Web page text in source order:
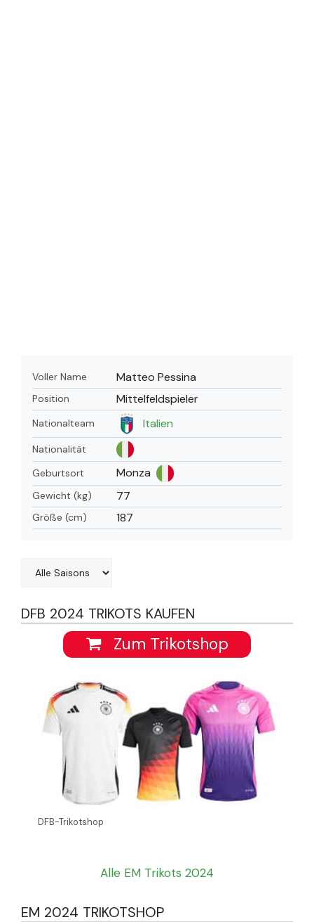
Voller Name Matteo Pessina
Position Mittelfeldspieler
Nationalteam Italien
Nationalität
Geburtsort
Monza
Gewicht (kg) 77
Größe (cm) 187
DFB 2024 TRIKOTS KAUFEN
Zum Trikotshop
DFB-Trikotshop
Alle EM Trikots 2024
EM 2024 TRIKOTSHOP